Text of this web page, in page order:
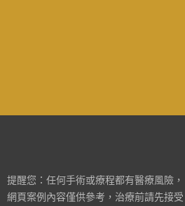
提醒您：任何手術或療程都有醫療風險，
網頁案例內容僅供參考，治療前請先接受